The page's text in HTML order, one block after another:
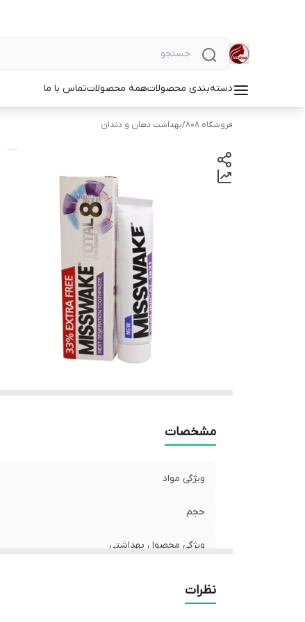
دسته‌بندی محصولاتهمه محصولاتتماس با ما
فروشگاه 808 /بهداشت دهان و دندان
مشخصات
ویژگی مواد
حجم
ویژگی محصول بهداشتی
نظرات